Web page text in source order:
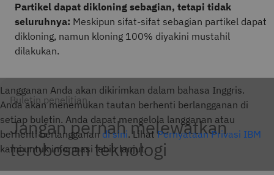
Partikel dapat dikloning sebagian, tetapi tidak
seluruhnya: Meskipun sifat-sifat sebagian partikel dapat
dikloning, namun kloning 100% diyakini mustahil
dilakukan.
Buletin penelitian
Jangan pernah melewatkan
terobosan teknologi
Langganan Anda akan dikirimkan dalam bahasa Inggris.
Anda akan menemukan tautan berhenti berlangganan di
setiap buletin. Anda dapat mengelola langganan atau
berhenti berlangganan di sini. LihatPernyataan Privasi IBM
kami untuk informasi lebih lanjut.